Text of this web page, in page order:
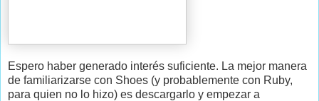
Espero haber generado interés suficiente. La mejor manera
de familiarizarse con Shoes (y probablemente con Ruby,
para quien no lo hizo) es descargarlo y empezar a